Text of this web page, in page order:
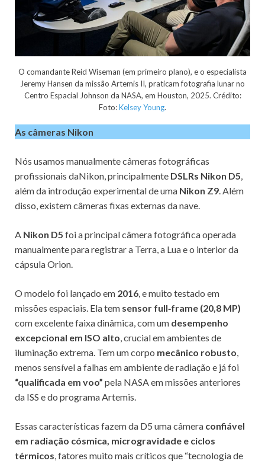
O comandante Reid Wiseman (em primeiro plano), e o especialista
Jeremy Hansen da missão Artemis II, praticam fotografia lunar no
Centro Espacial Johnson da NASA, em Houston, 2025. Crédito:
Foto:Kelsey Young.
As câmeras Nikon
Nós usamos manualmente câmeras fotográficas
profissionais daNikon, principalmente DSLRs Nikon D5,
além da introdução experimental de uma Nikon Z9. Além
disso, existem câmeras fixas externas da nave.
A Nikon D5 foi a principal câmera fotográfica operada
manualmente para registrar a Terra, a Lua e o interior da
cápsula Orion.
O modelo foi lançado em 2016, e muito testado em
missões espaciais. Ela tem sensor full‑frame (20,8 MP)
com excelente faixa dinâmica, com um desempenho
excepcional em ISO alto, crucial em ambientes de
iluminação extrema. Tem um corpo mecânico robusto,
menos sensível a falhas em ambiente de radiação e já foi
“qualificada em voo” pela NASA em missões anteriores
da ISS e do programa Artemis.
Essas características fazem da D5 uma câmera confiável
em radiação cósmica, microgravidade e ciclos
térmicos, fatores muito mais críticos que “tecnologia de